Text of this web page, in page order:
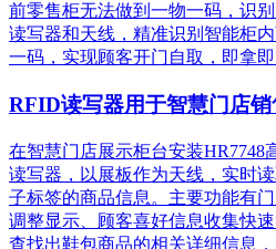
前零售柜无法做到一物一码，识
读写器和天线，精准识别​智能柜
一码，实现顾客开门自取，即拿
RFID读写器用于智慧门店
在智慧门店展示柜台安装HR7748
读写器，以展板作为天线，实时
子标签的商品信息。主要功能有
调整显示、顾客喜好信息收集快
查找出鞋包商品的相关详细信息